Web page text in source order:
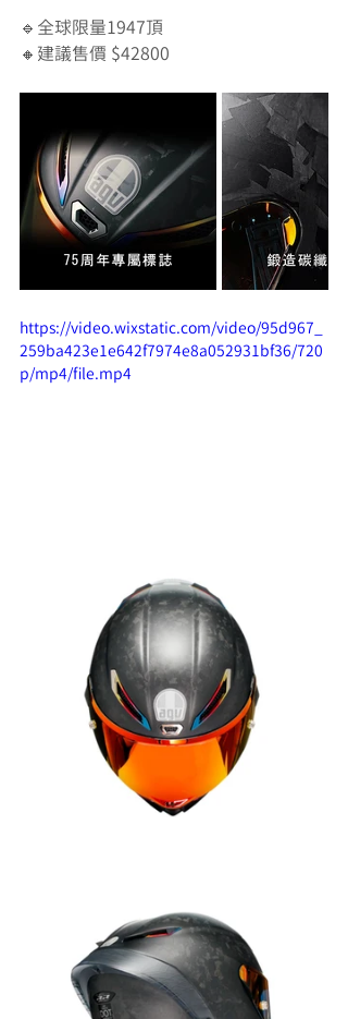
🔹全球限量1947頂
🔸建議售價 $42800
https://video.wixstatic.com/video/95d967_
259ba423e1e642f7974e8a052931bf36/720
p/mp4/file.mp4